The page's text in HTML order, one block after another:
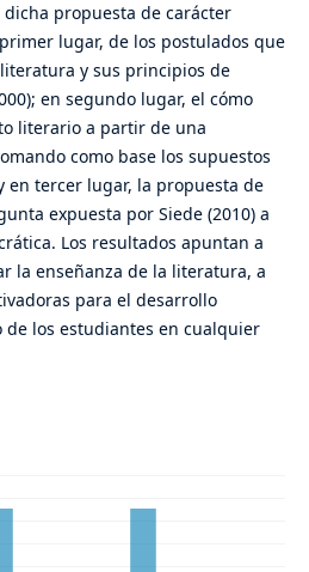
propuesta de carácter
lugar, de los postulados que
y sus principios de
en segundo lugar, el cómo
literario a partir de una
como base los supuestos
en tercer lugar, la propuesta de
expuesta por Siede (2010) a
Los resultados apuntan a
la enseñanza de la literatura, a
para el desarrollo
los estudiantes en cualquier